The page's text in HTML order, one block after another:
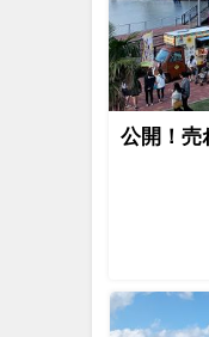
公開！売